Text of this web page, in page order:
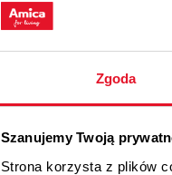
Zgoda
Szanujemy Twoją
Strona korzysta z plików